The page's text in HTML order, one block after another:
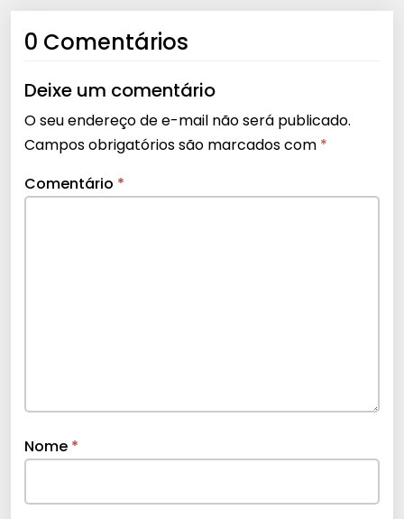
0 Comentários
Deixe um comentário
O seu endereço de e-mail não será publicado.
Campos obrigatórios são marcados com *
Comentário *
Nome *